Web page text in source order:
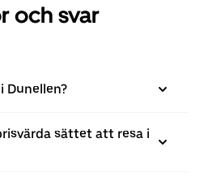
och svar
Dunellen?
sättet att resa i